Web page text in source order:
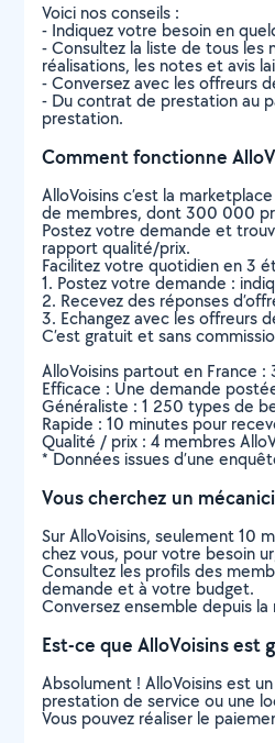
Voici nos conseils :
- Indiquez votre besoin en
- Consultez la liste de tous les
réalisations, les notes et avis
- Conversez avec les offreurs
- Du contrat de prestation au
prestation.
Comment fonctionne
AlloVoisins c’est la
de membres, dont 300 000
Postez votre demande et
rapport qualité/prix.
Facilitez votre quotidien en 3
1. Postez votre demande :
2. Recevez des réponses
3. Echangez avec les offreurs
C’est gratuit et sans
AlloVoisins partout en France
Efficace : Une demande
Généraliste : 1 250 types de
Rapide : 10 minutes pour
Qualité / prix : 4 membres
* Données issues d’une
Vous cherchez un
Sur AlloVoisins, seulement 10
chez vous, pour votre besoin
Consultez les profils des
demande et à votre budget.
Conversez ensemble depuis
Est-ce que AlloVoisins est
Absolument ! AlloVoisins est
prestation de service ou une
Vous pouvez réaliser le